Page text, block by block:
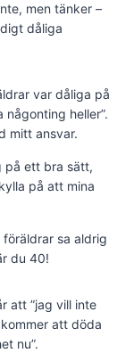
men tänker –
dåliga
var dåliga på
heller”.
mitt ansvar.
på ett bra sätt,
på att mina
sa aldrig
du 40!
att ”jag vill inte
att döda
nu”.